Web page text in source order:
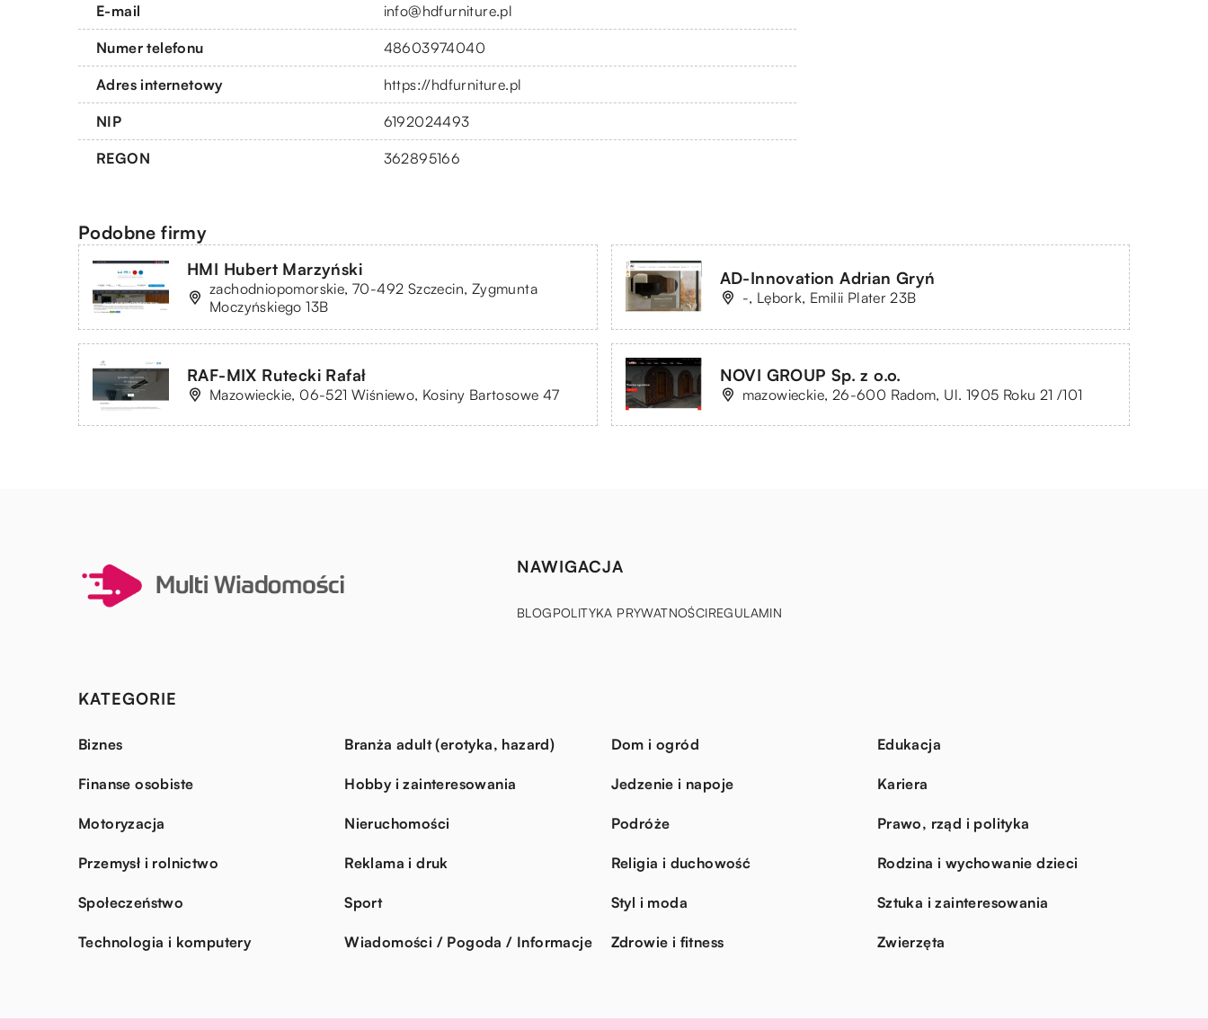
E-mail info@hdfurniture.pl
Numer telefonu 48603974040
Adres internetowy https://hdfurniture.pl
NIP 6192024493
REGON 362895166
Podobne firmy
HMI Hubert Marzyński
zachodniopomorskie, 70-492 Szczecin, Zygmunta
Moczyńskiego 13B
AD-Innovation Adrian Gryń
-, Lębork, Emilii Plater 23B
RAF-MIX Rutecki Rafał
Mazowieckie, 06-521 Wiśniewo, Kosiny Bartosowe 47
NOVI GROUP Sp. z o.o.
mazowieckie, 26-600 Radom, Ul. 1905 Roku 21 /101
NAWIGACJA
BLOGPOLITYKA PRYWATNOŚCIREGULAMIN
KATEGORIE
Biznes Branża adult (erotyka, hazard) Dom i ogród Edukacja
Finanse osobiste Hobby i zainteresowania Jedzenie i napoje Kariera
Motoryzacja Nieruchomości Podróże Prawo, rząd i polityka
Przemysł i rolnictwo Reklama i druk Religia i duchowość Rodzina i wychowanie dzieci
Społeczeństwo Sport Styl i moda Sztuka i zainteresowania
Technologia i komputery Wiadomości / Pogoda / Informacje Zdrowie i fitness Zwierzęta